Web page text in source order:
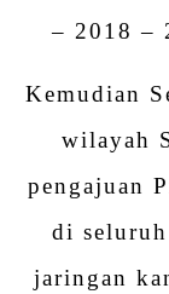
– 2018 –
Kemudian
wilayah
pengajuan
di
jaringan